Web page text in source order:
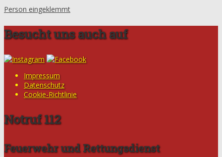
Person eingeklemmt
Besucht uns auch auf
Impressum
Datenschutz
Cookie-Richtlinie
Notruf 112
Feuerwehr und Rettungsdienst